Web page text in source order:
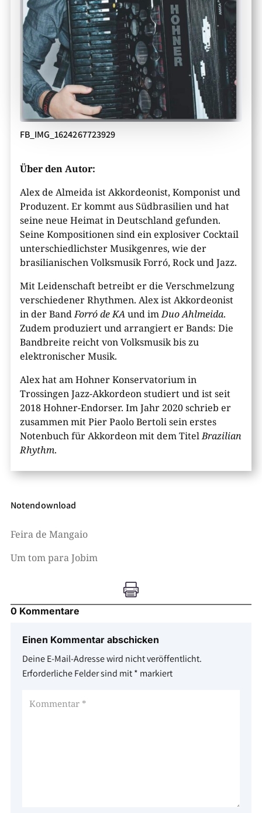
FB_IMG_1624267723929
Über den Autor:
Alex de Almeida ist Akkordeonist, Komponist und
Produzent. Er kommt aus Südbrasilien und hat
seine neue Heimat in Deutschland gefunden.
Seine Kompositionen sind ein explosiver Cocktail
unterschiedlichster Musikgenres, wie der
brasilianischen Volksmusik Forró, Rock und Jazz.
Mit Leidenschaft betreibt er die Verschmelzung
verschiedener Rhythmen. Alex ist Akkordeonist
in der BandForró de KAund imDuo Ahlmeida.
Zudem produziert und arrangiert er Bands: Die
Bandbreite reicht von Volksmusik bis zu
elektronischer Musik.
Alex hat am Hohner Konservatorium in
Trossingen Jazz-Akkordeon studiert und ist seit
2018 Hohner-​Endorser. Im Jahr 2020 schrieb er
zusammen mit Pier Paolo Bertoli sein erstes
Notenbuch für Akkordeon mit dem TitelBrazilian
Rhythm.
Notendownload
Feira de Mangaio
Um tom para Jobim

0 Kommentare
Einen Kommentar abschicken
Deine E-Mail-Adresse wird nicht veröffentlicht.
Erforderliche Felder sind mit* markiert